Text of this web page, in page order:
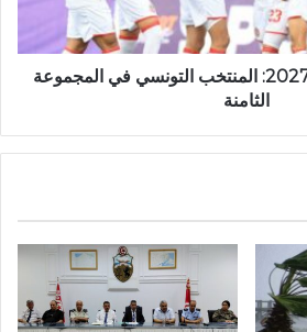
قرعة تصفيات "كان" 2027: المنتخب التونسي في المجموعة
الثامنة